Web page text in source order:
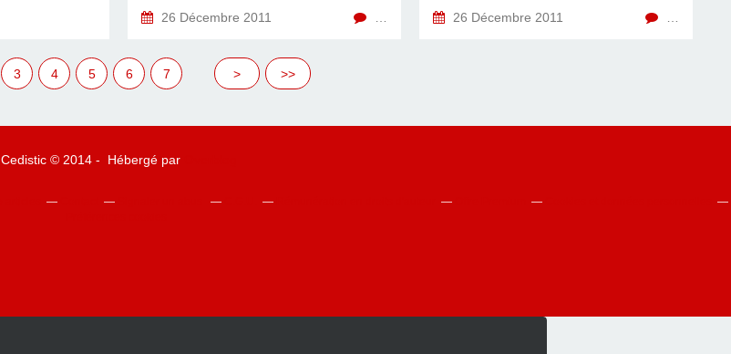
26 Décembre 2011 26 Décembre 2011
3 4 5 6 7 > >>
Cedistic © 2014 - Hébergé par